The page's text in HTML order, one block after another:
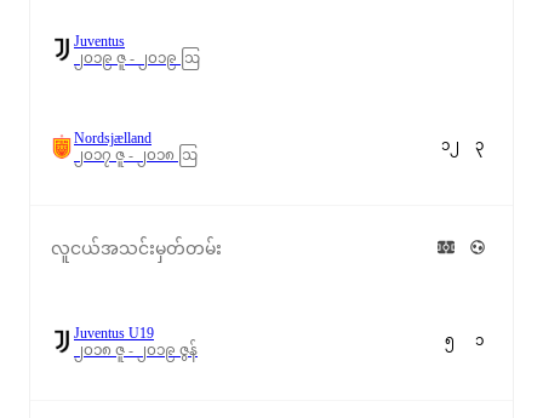
Juventus
၂၀၁၉ ဇူ - ၂၀၁၉ ဩ
Nordsjælland
၂၀၁၇ ဇူ - ၂၀၁၈ ဩ
၁၂ ၃
လူငယ်အသင်းမှတ်တမ်း
Juventus U19
၂၀၁၈ ဇူ - ၂၀၁၉ ဇွန်
၅ ၁